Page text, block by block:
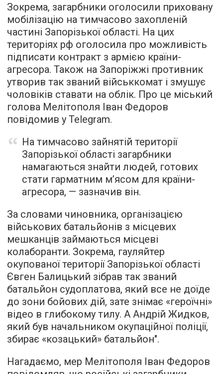
Зокрема, загарбники оголосили приховану
мобілізацію на тимчасово захопленій
частині Запорізької області. На цих
територіях рф оголосила про можливість
підписати контракт з армією країни-
агресора. Також на Запоріжжі противник
утворив так званий військкомат і змушує
чоловіків ставати на облік. Про це міський
голова Мелітополя Іван Федоров
повідомив у Telegram.
На тимчасово зайнятій території
Запорізької області загарбники
намагаються знайти людей, готових
стати гарматним м’ясом для країни-
агресора, — зазначив він.
За словами чиновника, організацією
військових батальйонів з місцевих
мешканців займаються місцеві
колаборанти. Зокрема, гауляйтер
окупованої території Запорізької області
Євген Балицький зібрав так званий
батальйон судоплатова, який все не доїде
до зони бойових дій, зате знімає «героїчні»
відео в глибокому тилу. А Андрій Жидков,
який був начальником окупаційної поліції,
збирає «козацький» батальйон".
Нагадаємо, мер Мелітополя Іван Федоров